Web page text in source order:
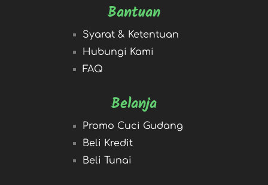
Bantuan
Syarat & Ketentuan
Hubungi Kami
FAQ
Belanja
Promo Cuci Gudang
Beli Kredit
Beli Tunai